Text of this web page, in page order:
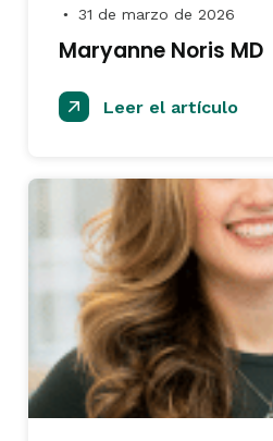
● 31 de marzo de 2026
Maryanne Noris MD
Leer el artículo